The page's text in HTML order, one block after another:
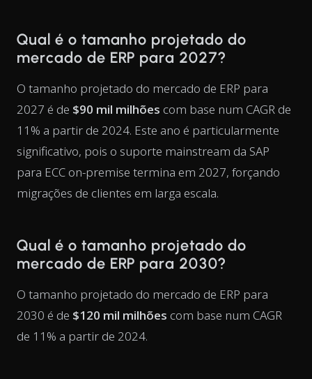
Qual é o tamanho projetado do
mercado de ERP para 2027?
O tamanho projetado do mercado de ERP para
2027 é de $90 mil milhões com base num CAGR de
11% a partir de 2024. Este ano é particularmente
significativo, pois o suporte mainstream da SAP
para ECC on-premise termina em 2027, forçando
migrações de clientes em larga escala.
Qual é o tamanho projetado do
mercado de ERP para 2030?
O tamanho projetado do mercado de ERP para
2030 é de $120 mil milhões com base num CAGR
de 11% a partir de 2024.